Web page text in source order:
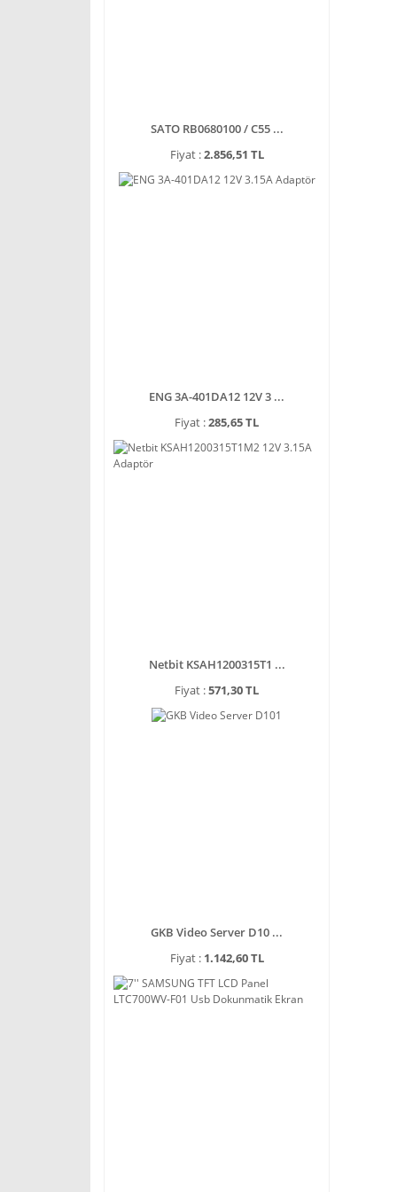
SATO RB0680100 / C55 ...
Fiyat :2.856,51 TL
ENG 3A-401DA12 12V 3 ...
Fiyat :285,65 TL
Netbit KSAH1200315T1 ...
Fiyat :571,30 TL
GKB Video Server D10 ...
Fiyat : 1.142,60 TL